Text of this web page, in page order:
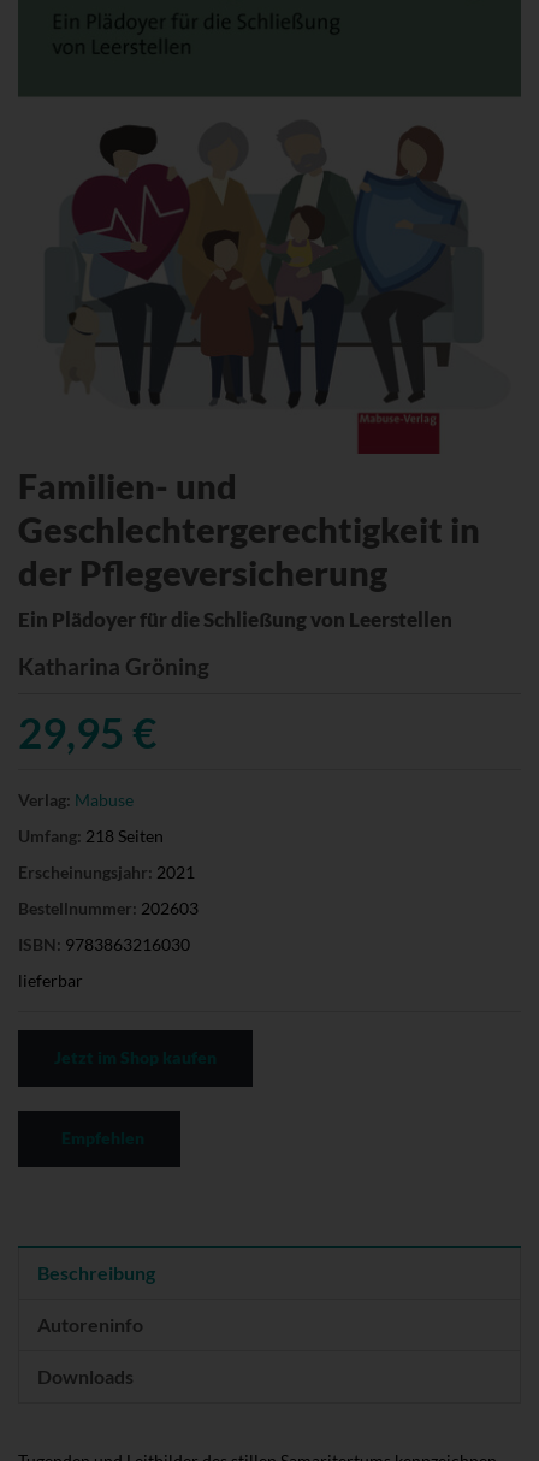
Familien- und
Geschlechtergerechtigkeit in
der Pflegeversicherung
Ein Plädoyer für die Schließung von Leerstellen
Katharina Gröning
29,95 €
Verlag: Mabuse
Umfang: 218 Seiten
Erscheinungsjahr: 2021
Bestellnummer: 202603
ISBN: 9783863216030
lieferbar
Beschreibung
Autoreninfo
Downloads